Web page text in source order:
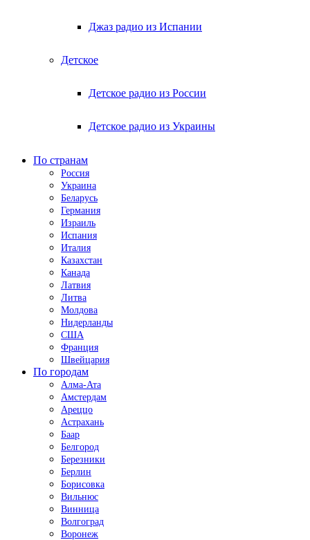
Джаз радио из Испании
Детское
Детское радио из России
Детское радио из Украины
По странам
Россия
Украина
Беларусь
Германия
Израиль
Испания
Италия
Казахстан
Канада
Латвия
Литва
Молдова
Нидерланды
США
Франция
Швейцария
По городам
Алма-Ата
Амстердам
Ареццо
Астрахань
Баар
Белгород
Березники
Берлин
Борисовка
Вильнюс
Винница
Волгоград
Воронеж